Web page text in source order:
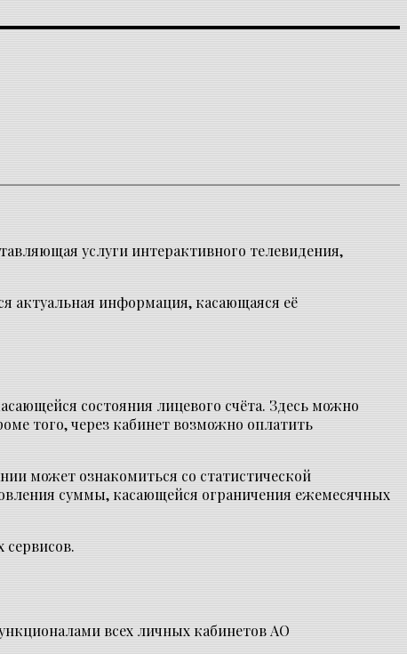
услуги интерактивного телевидения,
актуальная информация, касающаяся её
состояния лицевого счёта. Здесь можно
того, через кабинет возможно оплатить
может ознакомиться со статистической
суммы, касающейся ограничения ежемесячных
всех личных кабинетов АО